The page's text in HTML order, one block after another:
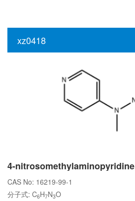
xz0418
4-nitrosomethylaminopyridine
CAS No: 16219-99-1
分子式: C6H7N3O